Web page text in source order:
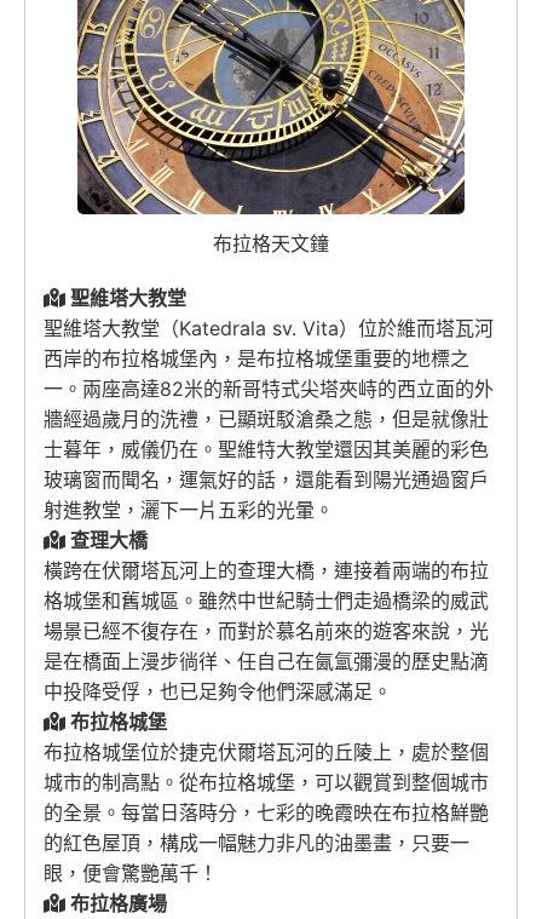
布拉格天文鐘
聖維塔大教堂
聖維塔大教堂（Katedrala sv. Vita）位於維而塔瓦河
西岸的布拉格城堡內，是布拉格城堡重要的地標之
一。兩座高達82米的新哥特式尖塔夾峙的西立面的外
牆經過歲月的洗禮，已顯斑駁滄桑之態，但是就像壯
士暮年，威儀仍在。聖維特大教堂還因其美麗的彩色
玻璃窗而聞名，運氣好的話，還能看到陽光通過窗戶
射進教堂，灑下一片五彩的光暈。
查理大橋
橫跨在伏爾塔瓦河上的查理大橋，連接着兩端的布拉
格城堡和舊城區。雖然中世紀騎士們走過橋梁的威武
場景已經不復存在，而對於慕名前來的遊客來說，光
是在橋面上漫步徜徉、任自己在氤氳彌漫的歷史點滴
中投降受俘，也已足夠令他們深感滿足。
布拉格城堡
布拉格城堡位於捷克伏爾塔瓦河的丘陵上，處於整個
城市的制高點。從布拉格城堡，可以觀賞到整個城市
的全景。每當日落時分，七彩的晚霞映在布拉格鮮艷
的紅色屋頂，構成一幅魅力非凡的油墨畫，只要一
眼，便會驚艷萬千！
布拉格廣場